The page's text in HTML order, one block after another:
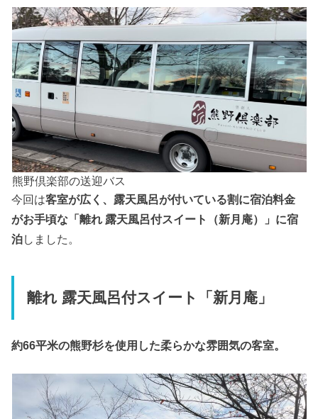
熊野倶楽部の送迎バス
今回は客室が広く、露天風呂が付いている割に宿泊料金
がお手頃な「離れ 露天風呂付スイート（新月庵）」に宿
泊しました。
離れ 露天風呂付スイート「新月庵」
約66平米の熊野杉を使用した柔らかな雰囲気の客室。